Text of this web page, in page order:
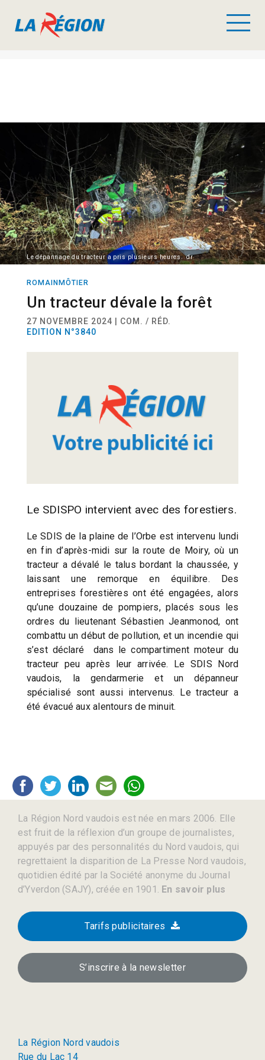
Le dépannage du tracteur a pris plusieurs heures. dr
ROMAINMÔTIER
Un tracteur dévale la forêt
27 NOVEMBRE 2024 | COM. / RÉD.
EDITION N°3840
Le SDISPO intervient avec des forestiers.
Le SDIS de la plaine de l’Orbe est intervenu lundi
en fin d’après-midi sur la route de Moiry, où un
tracteur a dévalé le talus bordant la chaussée, y
laissant une remorque en équilibre. Des
entreprises forestières ont été engagées, alors
qu’une douzaine de pompiers, placés sous les
ordres du lieutenant Sébastien Jeanmonod, ont
combattu un début de pollution, et un incendie qui
s’est déclaré dans le compartiment moteur du
tracteur peu après leur arrivée. Le SDIS Nord
vaudois, la gendarmerie et un dépanneur
spécialisé sont aussi intervenus. Le tracteur a
été évacué aux alentours de minuit.
La Région Nord vaudois est née en mars 2006. Elle
est fruit de la réflexion d’un groupe de journalistes,
appuyés par des personnalités du Nord vaudois, qui
regrettaient la disparition de La Presse Nord vaudois,
quotidien édité par la Société anonyme du Journal
d’Yverdon (SAJY), créée en 1901. En savoir plus
Tarifs publicitaires
S’inscrire à la newsletter
La Région Nord vaudois
Rue du Lac 14